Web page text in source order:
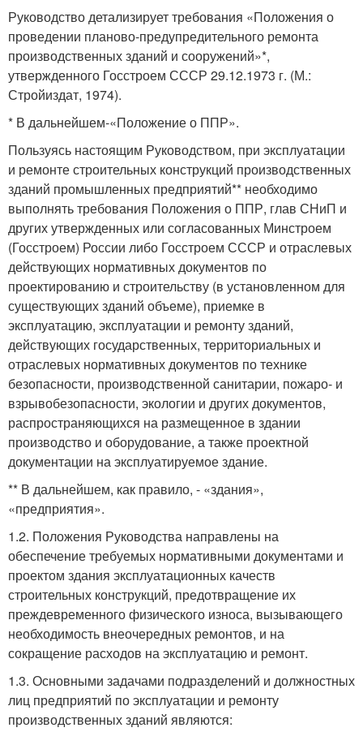
Руководство детализирует требования «Положения о
проведении планово-предупредительного ремонта
производственных зданий и сооружений»*,
утвержденного Госстроем СССР 29.12.1973 г. (М.:
Стройиздат, 1974).
* В дальнейшем-«Положение о ППР».
Пользуясь настоящим Руководством, при эксплуатации
и ремонте строительных конструкций производственных
зданий промышленных предприятий** необходимо
выполнять требования Положения о ППР, глав СНиП и
других утвержденных или согласованных Минстроем
(Госстроем) России либо Госстроем СССР и отраслевых
действующих нормативных документов по
проектированию и строительству (в установленном для
существующих зданий объеме), приемке в
эксплуатацию, эксплуатации и ремонту зданий,
действующих государственных, территориальных и
отраслевых нормативных документов по технике
безопасности, производственной санитарии, пожаро- и
взрывобезопасности, экологии и других документов,
распространяющихся на размещенное в здании
производство и оборудование, а также проектной
документации на эксплуатируемое здание.
** В дальнейшем, как правило, - «здания»,
«предприятия».
1.2. Положения Руководства направлены на
обеспечение требуемых нормативными документами и
проектом здания эксплуатационных качеств
строительных конструкций, предотвращение их
преждевременного физического износа, вызывающего
необходимость внеочередных ремонтов, и на
сокращение расходов на эксплуатацию и ремонт.
1.3. Основными задачами подразделений и должностных
лиц предприятий по эксплуатации и ремонту
производственных зданий являются: